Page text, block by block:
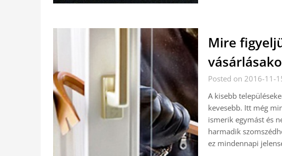
Mire
Posted on 2016-11-
A kisebb
kevesebb. Itt még
ismerik egymást és
harmadik
ez mindennapi